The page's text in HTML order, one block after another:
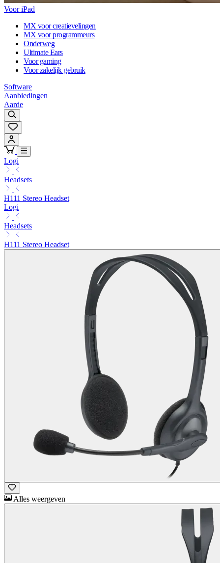
Voor iPad
MX voor creatievelingen
MX voor programmeurs
Onderweg
Ultimate Ears
Voor gaming
Voor zakelijk gebruik
Software
Aanbiedingen
Aarde
Logi
Headsets
H111 Stereo Headset
Logi
Headsets
H111 Stereo Headset
Alles weergeven